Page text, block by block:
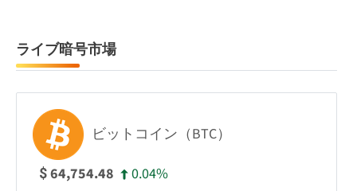
ライブ暗号市場
ビットコイン（BTC）
$64,754.48 0.04%